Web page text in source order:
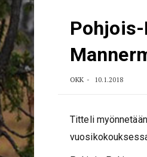
OKK 10.1.2018
Titteli